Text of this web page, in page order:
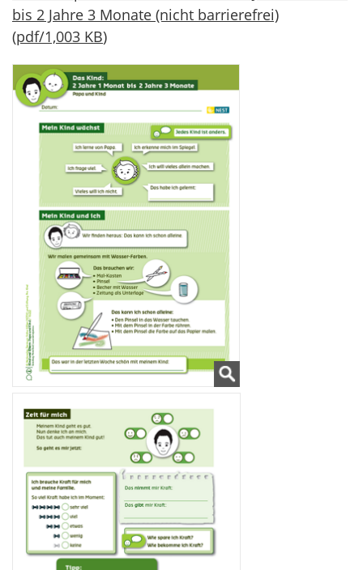
bis 2 Jahre 3 Monate (nicht barrierefrei)
(pdf/1,003 KB)